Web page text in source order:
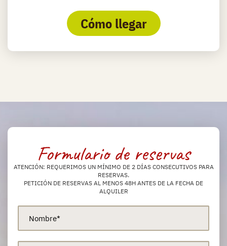
Cómo llegar
Formulario de reservas
ATENCIÓN: REQUERIMOS UN MÍNIMO DE 2 DÍAS CONSECUTIVOS PARA
RESERVAS.
PETICIÓN DE RESERVAS AL MENOS 48H ANTES DE LA FECHA DE
ALQUILER